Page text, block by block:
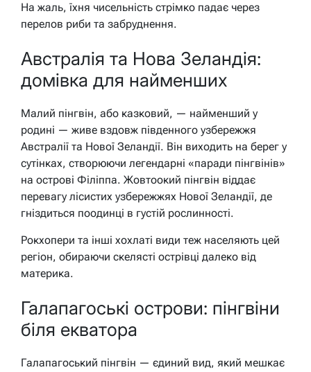
На жаль, їхня чисельність стрімко падає через
перелов риби та забруднення.
Австралія та Нова Зеландія:
домівка для найменших
Малий пінгвін, або казковий, — найменший у
родині — живе вздовж південного узбережжя
Австралії та Нової Зеландії. Він виходить на берег у
сутінках, створюючи легендарні «паради пінгвінів»
на острові Філіппа. Жовтоокий пінгвін віддає
перевагу лісистих узбережжях Нової Зеландії, де
гніздиться поодинці в густій рослинності.
Рокхопери та інші хохлаті види теж населяють цей
регіон, обираючи скелясті острівці далеко від
материка.
Галапагоські острови: пінгвіни
біля екватора
Галапагоський пінгвін — єдиний вид, який мешкає